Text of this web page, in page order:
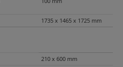
1735 x 1465 x 1725 mm
210 x 600 mm